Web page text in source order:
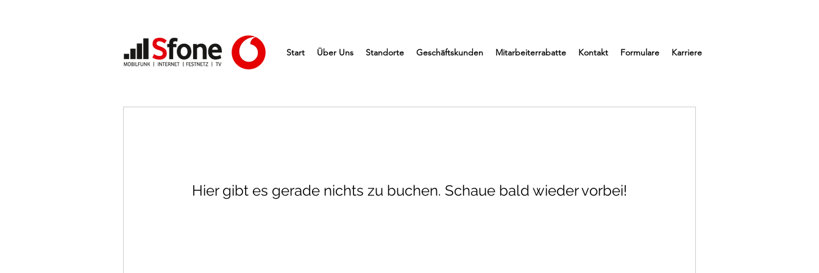
Start Über Uns Standorte Geschäftskunden Mitarbeiterrabatte Kontakt Formulare Karriere
Hier gibt es gerade nichts zu buchen. Schaue bald wieder vorbei!